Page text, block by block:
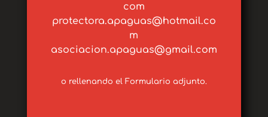
com
protectora.apaguas@hotmail.co
m
asociacion.apaguas@gmail.com
o rellenando el Formulario adjunto.